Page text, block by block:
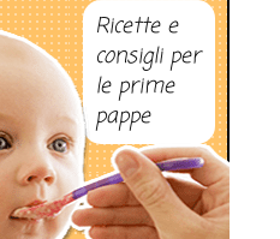
Ricette e
consigli per
le prime
pappe